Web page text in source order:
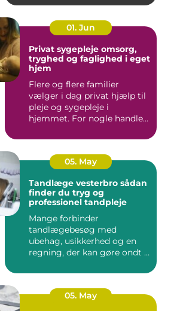
01. Jun
Privat sygepleje omsorg,
tryghed og faglighed i eget
hjem
Flere og flere familier
vælger i dag privat hjælp til
pleje og sygepleje i
hjemmet. For nogle handle...
05. May
Tandlæge vesterbro sådan
finder du tryg og
professionel tandpleje
Mange forbinder
tandlægebesøg med
ubehag, usikkerhed og en
regning, der kan gøre ondt i
05. May